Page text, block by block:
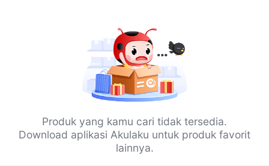
Produk yang kamu cari tidak tersedia.
Download aplikasi Akulaku untuk produk favorit
lainnya.